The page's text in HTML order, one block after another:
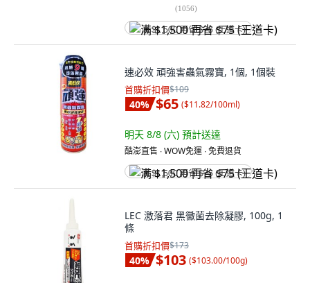
(1056)
满 $1,500 再省 $75 (王道卡)
速必效 頑強害蟲氣霧寶, 1個, 1個裝
首購折扣價$109
40% $65 ($11.82/100ml)
明天 8/8 (六) 預計送達
酷澎直售 ∙ WOW免運 ∙ 免費退貨
满 $1,500 再省 $75 (王道卡)
LEC 激落君 黑黴菌去除凝膠, 100g, 1
條
首購折扣價$173
40% $103 ($103.00/100g)